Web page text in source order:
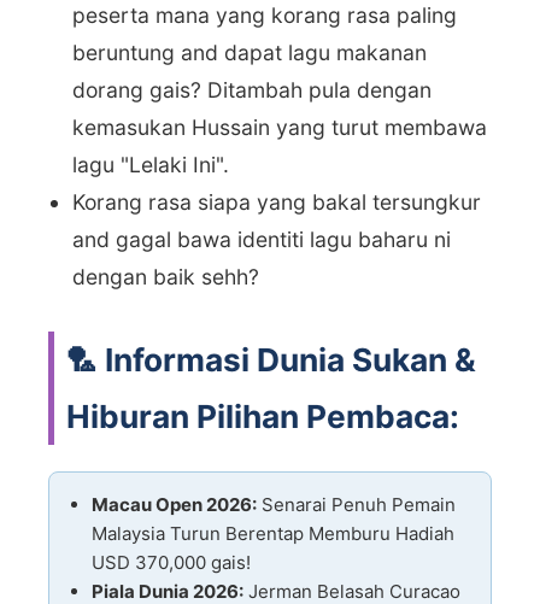
peserta mana yang korang rasa paling
beruntung and dapat lagu makanan
dorang gais? Ditambah pula dengan
kemasukan Hussain yang turut membawa
lagu "Lelaki Ini".
Korang rasa siapa yang bakal tersungkur
and gagal bawa identiti lagu baharu ni
dengan baik sehh?
🏸 Informasi Dunia Sukan &
Hiburan Pilihan Pembaca:
Macau Open 2026: Senarai Penuh Pemain
Malaysia Turun Berentap Memburu Hadiah
USD 370,000 gais!
Piala Dunia 2026: Jerman Belasah Curacao